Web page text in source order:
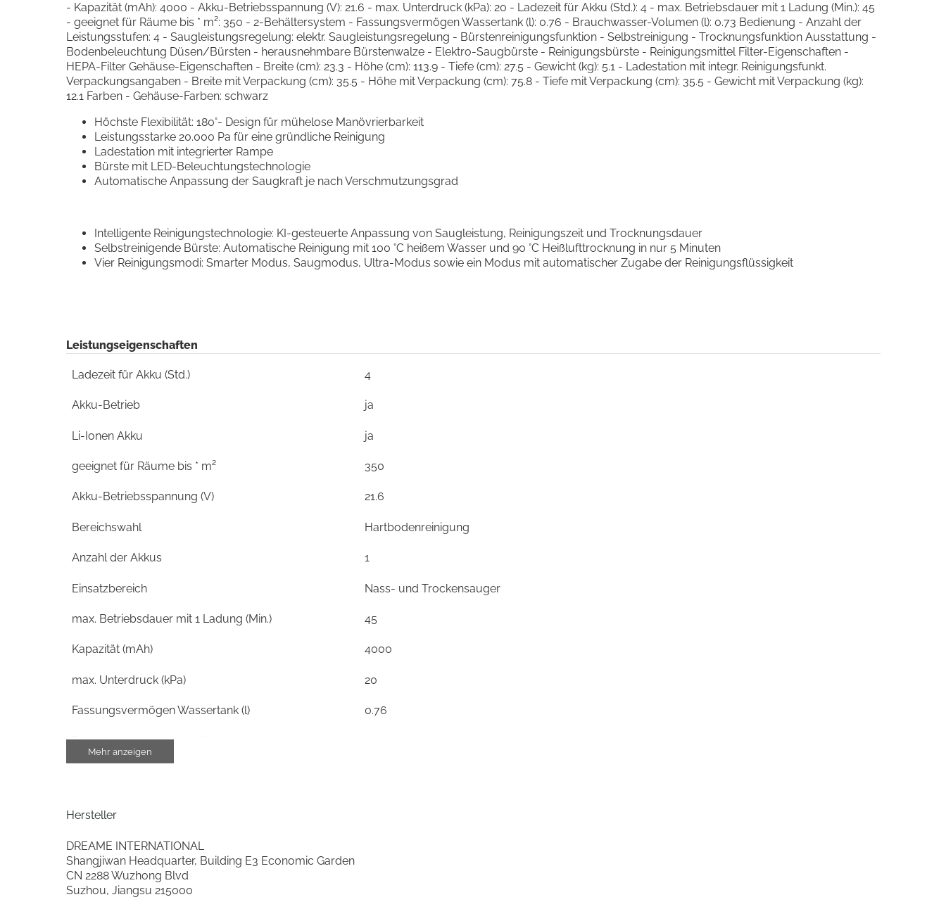
- Kapazität (mAh): 4000 - Akku-Betriebsspannung (V): 21.6 - max. Unterdruck (kPa): 20 - Ladezeit für Akku (Std.): 4 - max. Betriebsdauer mit 1 Ladung (Min.): 45
- geeignet für Räume bis * m²: 350 - 2-Behältersystem - Fassungsvermögen Wassertank (l): 0.76 - Brauchwasser-Volumen (l): 0.73 Bedienung - Anzahl der
Leistungsstufen: 4 - Saugleistungsregelung: elektr. Saugleistungsregelung - Bürstenreinigungsfunktion - Selbstreinigung - Trocknungsfunktion Ausstattung -
Bodenbeleuchtung Düsen/Bürsten - herausnehmbare Bürstenwalze - Elektro-Saugbürste - Reinigungsbürste - Reinigungsmittel Filter-Eigenschaften -
HEPA-Filter Gehäuse-Eigenschaften - Breite (cm): 23.3 - Höhe (cm): 113.9 - Tiefe (cm): 27.5 - Gewicht (kg): 5.1 - Ladestation mit integr. Reinigungsfunkt.
Verpackungsangaben - Breite mit Verpackung (cm): 35.5 - Höhe mit Verpackung (cm): 75.8 - Tiefe mit Verpackung (cm): 35.5 - Gewicht mit Verpackung (kg):
12.1 Farben - Gehäuse-Farben: schwarz
Höchste Flexibilität: 180°- Design für mühelose Manövrierbarkeit
Leistungsstarke 20.000 Pa für eine gründliche Reinigung
Ladestation mit integrierter Rampe
Bürste mit LED-Beleuchtungstechnologie
Automatische Anpassung der Saugkraft je nach Verschmutzungsgrad
Intelligente Reinigungstechnologie: KI-gesteuerte Anpassung von Saugleistung, Reinigungszeit und Trocknungsdauer
Selbstreinigende Bürste: Automatische Reinigung mit 100 °C heißem Wasser und 90 °C Heißlufttrocknung in nur 5 Minuten
Vier Reinigungsmodi: Smarter Modus, Saugmodus, Ultra-Modus sowie ein Modus mit automatischer Zugabe der Reinigungsflüssigkeit
Leistungseigenschaften
Ladezeit für Akku (Std.) 4
Akku-Betrieb ja
Li-Ionen Akku ja
geeignet für Räume bis * m² 350
Akku-Betriebsspannung (V) 21.6
Bereichswahl Hartbodenreinigung
Anzahl der Akkus 1
Einsatzbereich Nass- und Trockensauger
max. Betriebsdauer mit 1 Ladung (Min.) 45
Kapazität (mAh) 4000
max. Unterdruck (kPa) 20
Fassungsvermögen Wassertank (l) 0.76
Brauchwasser-Volumen (l)
Bedienung
Selbstreinigung
Saugleistungsregelung
Anzahl der Leistungsstufen
Mehr anzeigen
Hersteller
DREAME INTERNATIONAL
Shangjiwan Headquarter, Building E3 Economic Garden
CN 2288 Wuzhong Blvd
Suzhou, Jiangsu 215000